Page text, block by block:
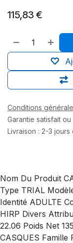
115,83 €
Conditions
Garantie satisfait
Livraison : 2-3 jours
Nom Du Produit
Type TRIAL
Identité ADULTE
HIRP Divers
22.06 Poids Net
CASQUES Famille